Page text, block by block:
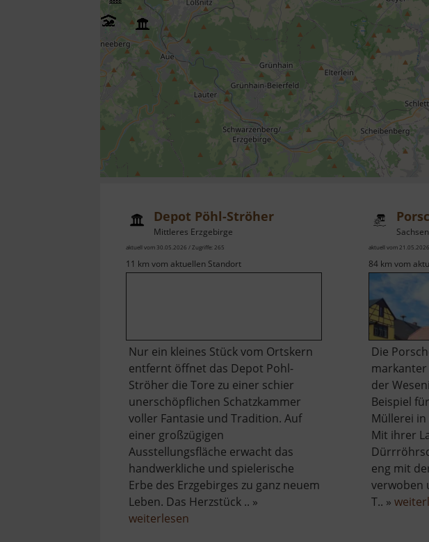
Depot Pöhl-Ströher
Mittleres Erzgebirge
aktuell vom 30.05.2026 / Zugriffe: 265
11 km vom aktuellen Standort
Nur ein kleines Stück vom Ortskern
entfernt öffnet das Depot Pohl-
Ströher die Tore zu einer schier
unerschöpflichen Schatzkammer
voller Fantasie und Tradition. Auf
einer großzügigen
Ausstellungsfläche erwacht das
handwerkliche und spielerische
Erbe des Erzgebirges zu ganz neuem
Leben. Das Herzstück .. »
weiterlesen
Sachsen
aktuell vom
84 km vom
Die
der
Beispiel
Müllerei in
Mit ihrer
eng mit
verwoben
T.. »